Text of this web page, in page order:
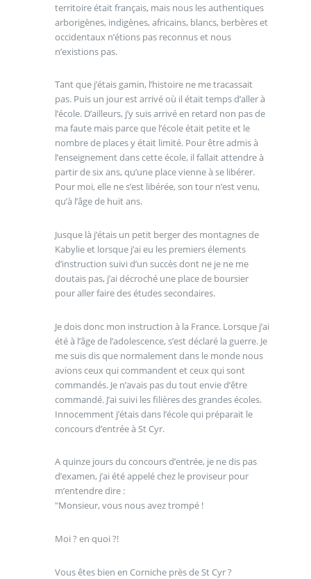
territoire était français, mais nous les authentiques
arborigènes, indigènes, africains, blancs, berbères et
occidentaux n’étions pas reconnus et nous
n’existions pas.
Tant que j’étais gamin, l’histoire ne me tracassait
pas. Puis un jour est arrivé où il était temps d’aller à
l’école. D’ailleurs, j’y suis arrivé en retard non pas de
ma faute mais parce que l’école était petite et le
nombre de places y était limité. Pour être admis à
l’enseignement dans cette école, il fallait attendre à
partir de six ans, qu’une place vienne à se libérer.
Pour moi, elle ne s’est libérée, son tour n’est venu,
qu’à l’âge de huit ans.
Jusque là j’étais un petit berger des montagnes de
Kabylie et lorsque j’ai eu les premiers élements
d’instruction suivi d’un succès dont ne je ne me
doutais pas, j’ai décroché une place de boursier
pour aller faire des études secondaires.
Je dois donc mon instruction à la France. Lorsque j’ai
été à l’âge de l’adolescence, s’est déclaré la guerre. Je
me suis dis que normalement dans le monde nous
avions ceux qui commandent et ceux qui sont
commandés. Je n’avais pas du tout envie d’être
commandé. J’ai suivi les filières des grandes écoles.
Innocemment j’étais dans l’école qui préparait le
concours d’entrée à St Cyr.
A quinze jours du concours d’entrée, je ne dis pas
d’examen, j’ai été appelé chez le proviseur pour
m’entendre dire :
"Monsieur, vous nous avez trompé !
Moi ? en quoi ?!
Vous êtes bien en Corniche près de St Cyr ?